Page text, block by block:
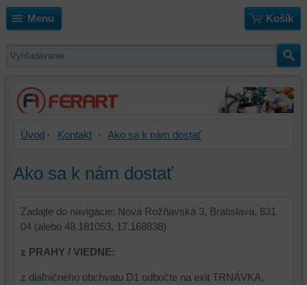
Menu Košík
Úvod Kontakt Ako sa k nám dostať
Ako sa k nám dostať
Zadajte do navigácie: Nová Rožňavská 3, Bratislava, 831
04 (alebo 48.181053, 17.168838)
z PRAHY / VIEDNE:
z diaľničného obchvatu D1 odbočte na exit TRNÁVKA,